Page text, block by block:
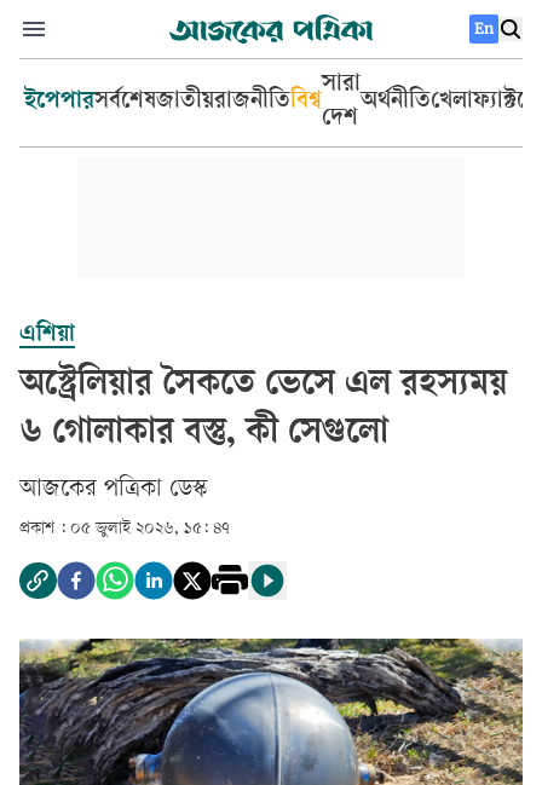
En
ইপেপারসর্বশেষজাতীয়রাজনীতিবিশ্ব
সারা
দেশ
অর্থনীতিখেলা
এশিয়া
অস্ট্রেলিয়ার সৈকতে ভেসে এল রহস্যময়
৬ গোলাকার বস্তু, কী সেগুলো
আজকের পত্রিকা ডেস্ক­
প্রকাশ : ০৫ জুলাই ২০২৬, ১৫: ৪৭